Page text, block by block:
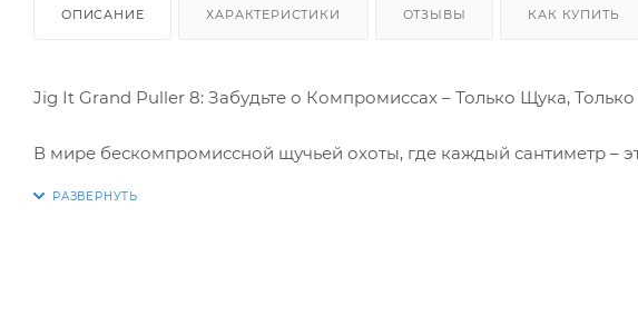
ОПИСАНИЕ ХАРАКТЕРИСТИКИ ОТЗЫВЫ КАК КУПИТЬ
Jig It Grand Puller 8: Забудьте о Компромиссах – Только Щука,
В мире бескомпромиссной щучьей охоты, где каждый сантиметр –